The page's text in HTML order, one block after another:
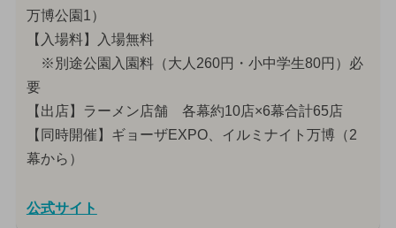
万博公園1）
【入場料】入場無料
※別途公園入園料（大人260円・小中学生80円）必
要
【出店】ラーメン店舗 各幕約10店×6幕合計65店
【同時開催】ギョーザEXPO、イルミナイト万博（2
幕から）
公式サイト